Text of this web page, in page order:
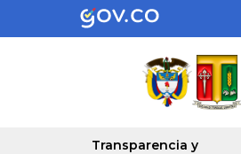
Transparencia y